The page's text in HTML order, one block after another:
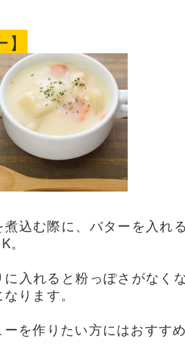
煮込む際に、バターを入れ
。
入れると粉っぽさがなく
ります。
を作りたい方にはおすす